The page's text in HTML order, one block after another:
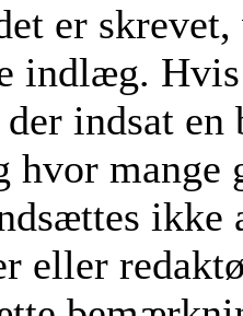
er
indlæg.
indsat
hvor mange
ikke
eller